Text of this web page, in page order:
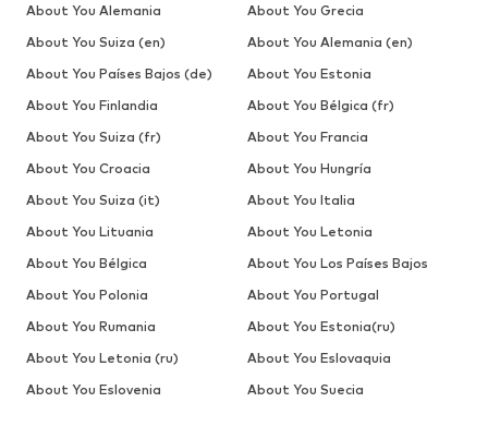
About You Alemania
About You Grecia
About You Suiza (en)
About You Alemania (en)
About You Países Bajos (de)
About You Estonia
About You Finlandia
About You Bélgica (fr)
About You Suiza (fr)
About You Francia
About You Croacia
About You Hungría
About You Suiza (it)
About You Italia
About You Lituania
About You Letonia
About You Bélgica
About You Los Países Bajos
About You Polonia
About You Portugal
About You Rumania
About You Estonia(ru)
About You Letonia (ru)
About You Eslovaquia
About You Eslovenia
About You Suecia